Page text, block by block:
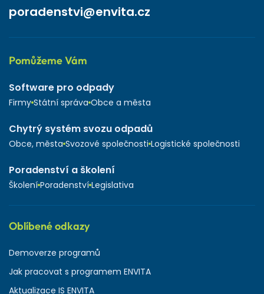
poradenstvi@envita.cz
Pomůžeme Vám
Software pro odpady
Firmy Státní správa Obce a města
Chytrý systém svozu odpadů
Obce, města Svozové společnosti Logistické společnosti
Poradenství a školení
Školení Poradenství Legislativa
Oblíbené odkazy
Demoverze programů
Jak pracovat s programem ENVITA
Aktualizace IS ENVITA